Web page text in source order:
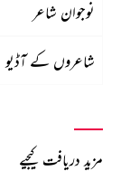
نوجوان شاعر
شاعروں کے آڈیو
مزید دریافت کیجیے